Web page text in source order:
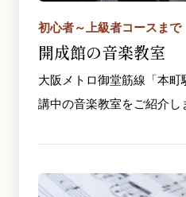
初心者～上級者コースまで
開成館の音楽教室
大阪メトロ御堂筋線「本
講中の音楽教室をご紹介し